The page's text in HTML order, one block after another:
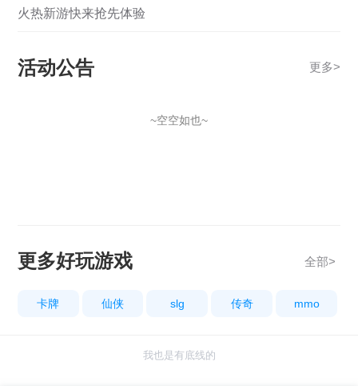
火热新游快来抢先体验
活动公告 更多>
~空空如也~
更多好玩游戏 全部>
卡牌 仙侠 slg 传奇 mmo
我也是有底线的